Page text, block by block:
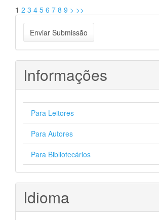
1 2 3 4 5 6 7 8 9 > >>
Enviar
Submissão
Enviar Submissão
Informações
Para Leitores
Para Autores
Para Bibliotecários
Idioma